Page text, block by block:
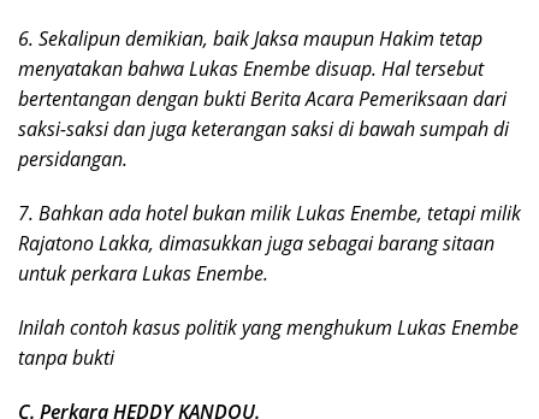
6. Sekalipun demikian, baik Jaksa maupun Hakim tetap
menyatakan bahwa Lukas Enembe disuap. Hal tersebut
bertentangan dengan bukti Berita Acara Pemeriksaan dari
saksi-saksi dan juga keterangan saksi di bawah sumpah di
persidangan.
7. Bahkan ada hotel bukan milik Lukas Enembe, tetapi milik
Rajatono Lakka, dimasukkan juga sebagai barang sitaan
untuk perkara Lukas Enembe.
Inilah contoh kasus politik yang menghukum Lukas Enembe
tanpa bukti
C. Perkara HEDDY KANDOU.